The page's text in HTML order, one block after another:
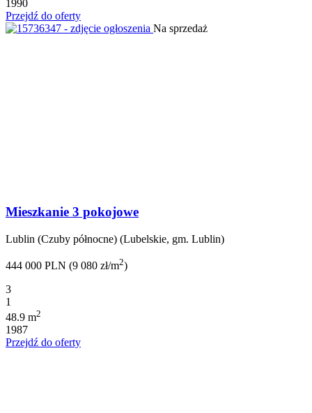
1990
Przejdź do oferty
Na sprzedaż
Mieszkanie 3 pokojowe
Lublin (Czuby północne) (Lubelskie, gm. Lublin)
444 000 PLN (9 080 zł/m2)
3
1
48.9 m2
1987
Przejdź do oferty